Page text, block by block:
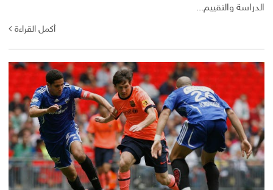
الدراسة والتقييم...
أكمل القراءة